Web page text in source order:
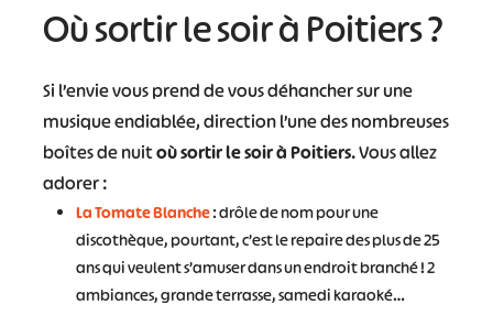
Où sortir le soir à Poitiers ?
Si l’envie vous prend de vous déhancher sur une
musique endiablée, direction l’une des nombreuses
boîtes de nuitoù sortir le soir à Poitiers. Vous allez
adorer :
La Tomate Blanche: drôle de nom pour une
discothèque, pourtant, c’est le repaire des plus de 25
ans qui veulent s’amuser dans un endroit branché ! 2
ambiances, grande terrasse, samedi karaoké…